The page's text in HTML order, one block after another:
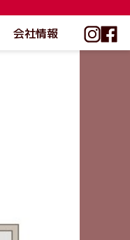
会社情報